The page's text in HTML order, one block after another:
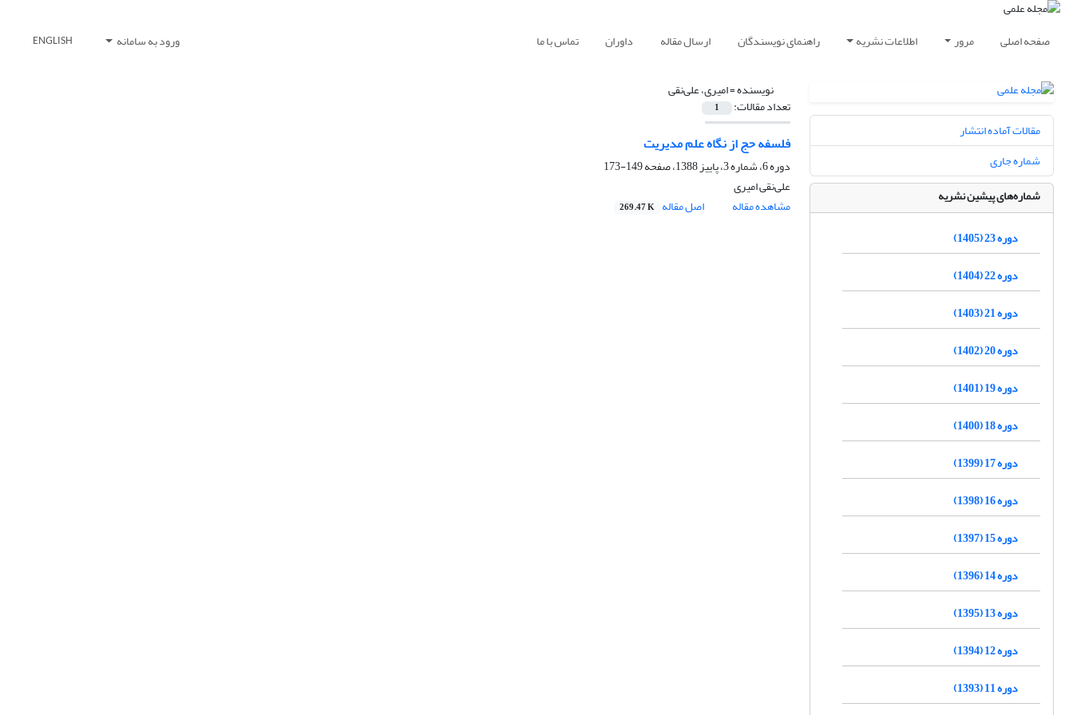
صفحه اصلی مرور اطلاعات نشریه راهنمای نویسندگان ارسال مقاله داوران تماس با ما ورود به سامانه ENGLISH
نویسنده =امیری، علی‌نقی
تعداد مقالات: 1
فلسفه حج از نگاه علم مدیریت
دوره 6، شماره 3، پاییز 1388، صفحه
149-173
علی‌نقی امیری
مشاهده مقاله
اصل مقاله 269.47 K
مقالات آماده انتشار
شماره جاری
شماره‌های پیشین نشریه
دوره 23 (1405)
دوره 22 (1404)
دوره 21 (1403)
دوره 20 (1402)
دوره 19 (1401)
دوره 18 (1400)
دوره 17 (1399)
دوره 16 (1398)
دوره 15 (1397)
دوره 14 (1396)
دوره 13 (1395)
دوره 12 (1394)
دوره 11 (1393)